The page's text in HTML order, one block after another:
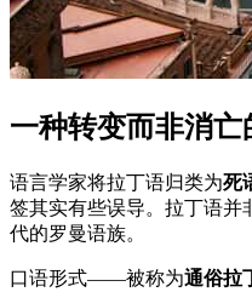
一种转变而非消亡
语言学家将拉丁语归类为死
签其实有些误导。拉丁语并
代的罗曼语族。
口语形式——被称为通俗拉